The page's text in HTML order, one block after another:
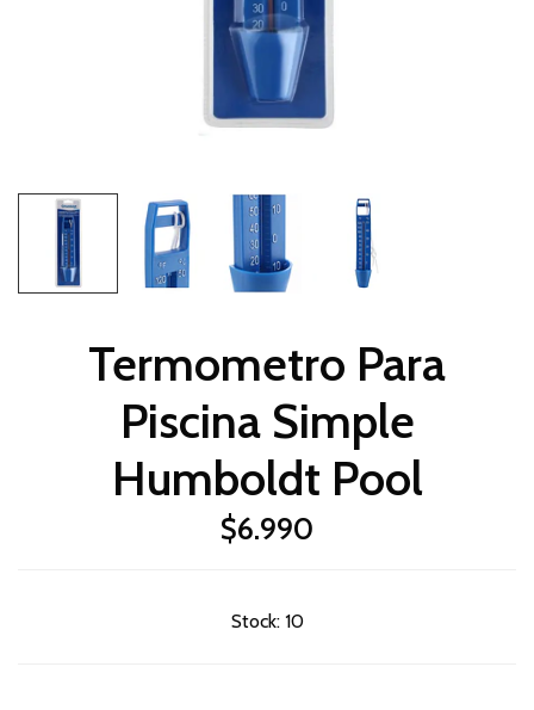
Termometro Para
Piscina Simple
Humboldt Pool
$6.990
Stock: 10